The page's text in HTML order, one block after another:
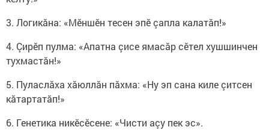
3. Логикăна: «Мӗншӗн тесен эпӗ çапла калатăп!»
4. Çирӗп пулма: «Апатна çисе ямасăр сӗтел хушшинчен
тухмастăн!»
5. Пуласлăха хăюллăн пăхма: «Ну эп сана киле çитсен
кăтартатăп!»
6. Генетика никӗсӗсене: «Чисти аçу пек эс».